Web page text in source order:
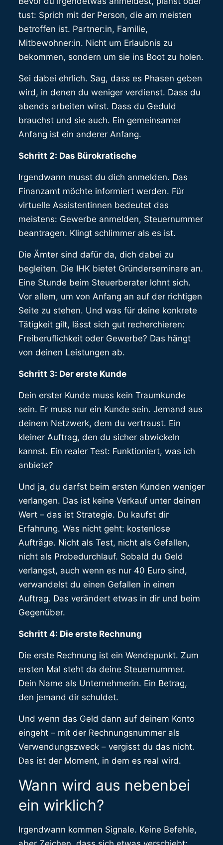
tust: Sprich mit der Person, die am meisten
betroffen ist. Partner:in, Familie,
Mitbewohner:in. Nicht um Erlaubnis zu
bekommen, sondern um sie ins Boot zu holen.
Sei dabei ehrlich. Sag, dass es Phasen geben
wird, in denen du weniger verdienst. Dass du
abends arbeiten wirst. Dass du Geduld
brauchst und sie auch. Ein gemeinsamer
Anfang ist ein anderer Anfang.
Schritt 2: Das Bürokratische
Irgendwann musst du dich anmelden. Das
Finanzamt möchte informiert werden. Für
virtuelle Assistentinnen bedeutet das
meistens: Gewerbe anmelden, Steuernummer
beantragen. Klingt schlimmer als es ist.
Die Ämter sind dafür da, dich dabei zu
begleiten. Die IHK bietet Gründerseminare an.
Eine Stunde beim Steuerberater lohnt sich.
Vor allem, um von Anfang an auf der richtigen
Seite zu stehen. Und was für deine konkrete
Tätigkeit gilt, lässt sich gut recherchieren:
Freiberuflichkeit oder Gewerbe? Das hängt
von deinen Leistungen ab.
Schritt 3: Der erste Kunde
Dein erster Kunde muss kein Traumkunde
sein. Er muss nur ein Kunde sein. Jemand aus
deinem Netzwerk, dem du vertraust. Ein
kleiner Auftrag, den du sicher abwickeln
kannst. Ein realer Test: Funktioniert, was ich
anbiete?
Und ja, du darfst beim ersten Kunden weniger
verlangen. Das ist keine Verkauf unter deinen
Wert – das ist Strategie. Du kaufst dir
Erfahrung. Was nicht geht: kostenlose
Aufträge. Nicht als Test, nicht als Gefallen,
nicht als Probedurchlauf. Sobald du Geld
verlangst, auch wenn es nur 40 Euro sind,
verwandelst du einen Gefallen in einen
Auftrag. Das verändert etwas in dir und beim
Gegenüber.
Schritt 4: Die erste Rechnung
Die erste Rechnung ist ein Wendepunkt. Zum
ersten Mal steht da deine Steuernummer.
Dein Name als Unternehmerin. Ein Betrag,
den jemand dir schuldet.
Und wenn das Geld dann auf deinem Konto
eingeht – mit der Rechnungsnummer als
Verwendungszweck – vergisst du das nicht.
Das ist der Moment, in dem es real wird.
Wann wird aus nebenbei
ein wirklich?
Irgendwann kommen Signale. Keine Befehle,